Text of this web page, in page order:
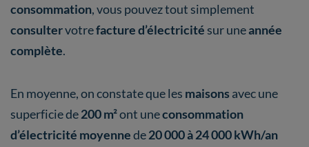
consommation, vous pouvez tout simplement
consultervotrefacture d’électricité sur uneannée
complète.
En moyenne, on constate que les maisons avec une
superficie de200 m²ont uneconsommation
d’électricité moyennede20 000 à 24 000 kWh/an